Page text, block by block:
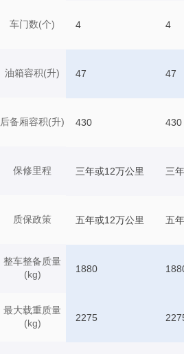
车门数(个)
油箱容积(升)
后备厢容积(升)
保修里程
质保政策
整车整备质量
(kg)
最大载重质量
(kg)
4 4
47 47
430 430
三年或12万公里 三
五年或12万公里 五
1880
2275